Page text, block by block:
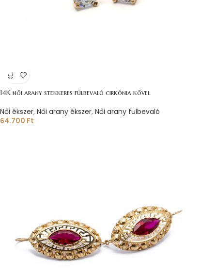
14K női arany stekkeres fülbevaló cirkónia kővel
Női ékszer, Női arany ékszer, Női arany fülbevaló
64.700 Ft